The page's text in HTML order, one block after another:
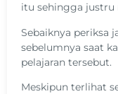
itu sehingga justru
Sebaiknya periksa
sebelumnya saat
pelajaran tersebut.
Meskipun terlihat